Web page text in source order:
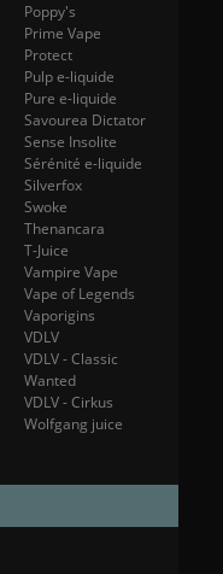
Poppy's
Prime Vape
Protect
Pulp e-liquide
Pure e-liquide
Savourea Dictator
Sense Insolite
Sérénité e-liquide
Silverfox
Swoke
Thenancara
T-Juice
Vampire Vape
Vape of Legends
Vaporigins
VDLV
VDLV - Classic
Wanted
VDLV - Cirkus
Wolfgang juice